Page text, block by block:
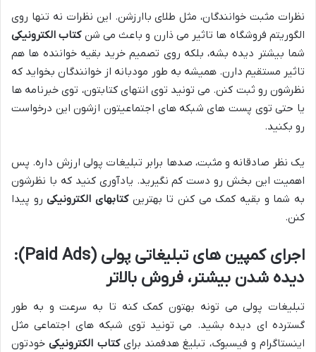
نظرات مثبت خوانندگان، مثل طلای باارزشن. این نظرات نه تنها روی
الگوریتم فروشگاه ها تاثیر می ذارن و باعث می شنکتاب الکترونیکی
شما بیشتر دیده بشه، بلکه روی تصمیم خرید بقیه خواننده ها هم
تاثیر مستقیم دارن. همیشه به طور مودبانه از خوانندگان بخواید که
نظرشون رو ثبت کنن. می تونید توی انتهای کتابتون، توی خبرنامه ها
یا حتی توی پست های شبکه های اجتماعیتون ازشون این درخواست
رو بکنید.
یک نظر صادقانه و مثبت، صدها برابر تبلیغات پولی ارزش داره. پس
اهمیت این بخش رو دست کم نگیرید. یادآوری کنید که با نظرشون
به شما و بقیه کمک می کنن تا بهترینکتابهای الکترونیکیرو پیدا
کنن.
اجرای کمپین های تبلیغاتی پولی (Paid Ads):
دیده شدن بیشتر، فروش بالاتر
تبلیغات پولی می تونه بهتون کمک کنه تا به سرعت و به طور
گسترده ای دیده بشید. می تونید توی شبکه های اجتماعی مثل
اینستاگرام و فیسبوک، تبلیغ هدفمند برایکتاب الکترونیکیخودتون